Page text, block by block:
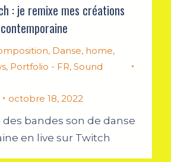
: je remixe mes créations
, Danse, home,
, Portfolio - FR, Sound
octobre 18, 2022
bandes son de danse
en live sur Twitch